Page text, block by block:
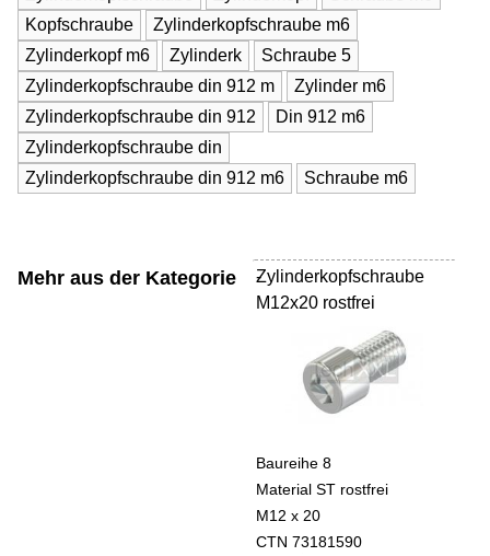
Kopfschraube
Zylinderkopfschraube m6
Zylinderkopf m6
Zylinderk
Schraube 5
Zylinderkopfschraube din 912 m
Zylinder m6
Zylinderkopfschraube din 912
Din 912 m6
Zylinderkopfschraube din
Zylinderkopfschraube din 912 m6
Schraube m6
Mehr aus der Kategorie
Zylinderkopfschraube
M12x20 rostfrei
-
Baureihe 8
Material ST rostfrei
M12 x 20
CTN 73181590